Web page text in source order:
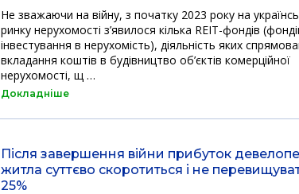
Не зважаючи на війну, з початку 2023 року на
ринку нерухомості з’явилося кілька REIT-фондів
інвестування в нерухомість), діяльність яких
вкладання коштів в будівництво об’єктів комерційної
нерухомості, щ …
Докладніше
Після завершення війни прибуток
житла суттєво скоротиться і не
25%